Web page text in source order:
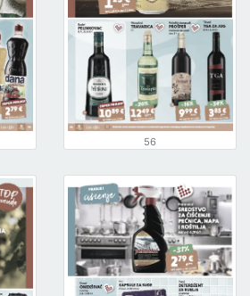
56